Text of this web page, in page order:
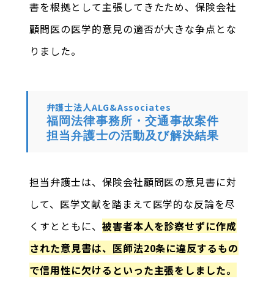
書を根拠として主張してきたため、保険会社
顧問医の医学的意見の適否が大きな争点とな
りました。
弁護士法人ALG&Associates
福岡法律事務所・交通事故案件
担当弁護士の活動及び解決結果
担当弁護士は、保険会社顧問医の意見書に対
して、医学文献を踏まえて医学的な反論を尽
くすとともに、 被害者本人を診察せずに作成
された意見書は、医師法20条に違反するもの
で信用性に欠けるといった主張をしました。